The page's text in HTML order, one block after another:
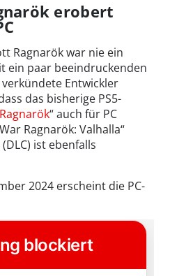
erobert
Ragnarök war nie ein
ein paar beeindruckenden
Entwickler
das bisherige PS5-
“ auch für PC
Ragnarök: Valhalla“
ist ebenfalls
2024 erscheint die PC-